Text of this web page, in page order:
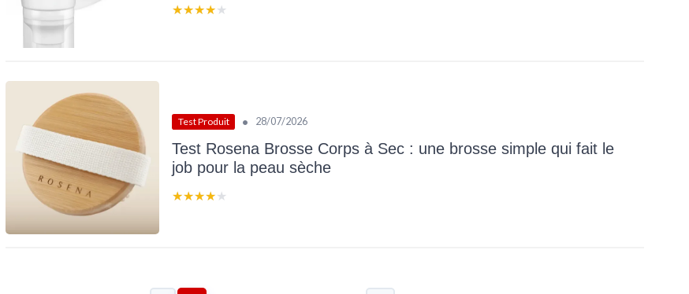
★★★★★
★★★★★
Test Produit • 28/07/2026
Test Rosena Brosse Corps à Sec : une brosse simple qui fait le
job pour la peau sèche
★★★★★
★★★★★